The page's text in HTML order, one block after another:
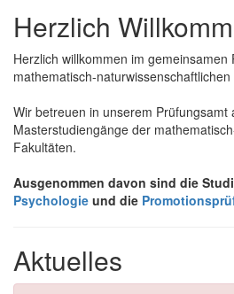
Herzlich
Herzlich willkommen im gemeinsamen
mathematisch-
Wir betreuen in unserem Prüfungsamt
Masterstudiengänge der
Fakultäten.
Ausgenommen davon sind die
Psychologie und die
Aktuelles